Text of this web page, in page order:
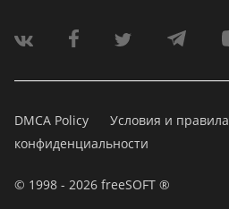
DMCA Policy Условия и правила
конфиденциальности
© 1998 - 2026 freeSOFT ®